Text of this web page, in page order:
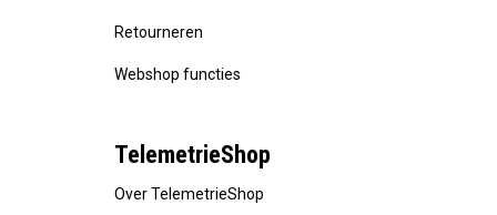
Retourneren
Webshop functies
TelemetrieShop
Over TelemetrieShop